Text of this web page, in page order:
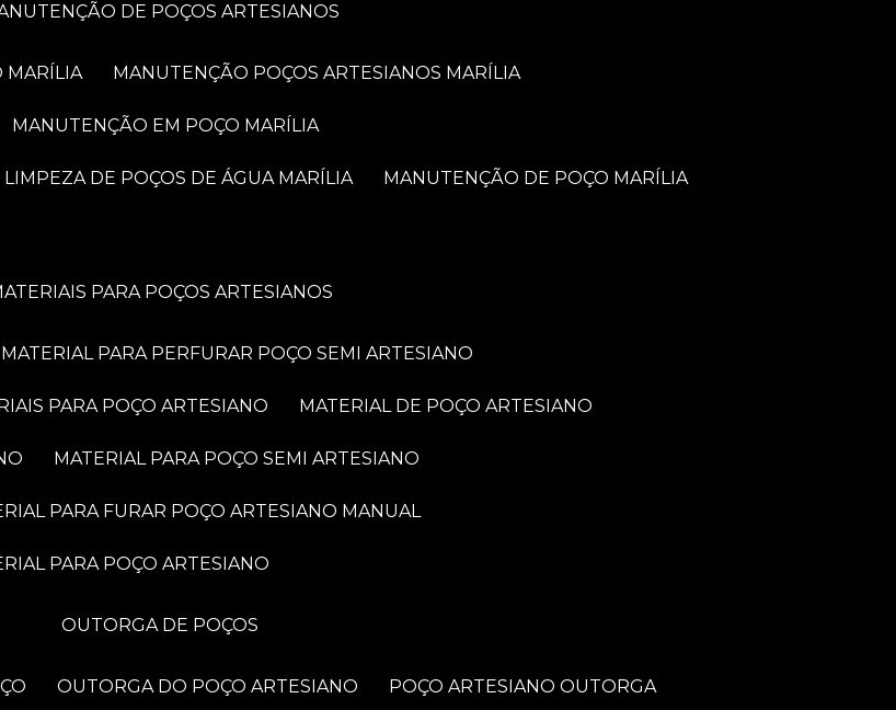
DE POÇOS ARTESIANOS
MARÍLIA MANUTENÇÃO POÇOS ARTESIANOS MARÍLIA
MANUTENÇÃO EM POÇO MARÍLIA
LIMPEZA DE POÇOS DE ÁGUA MARÍLIA MANUTENÇÃO DE POÇO MARÍLIA
MATERIAIS PARA POÇOS ARTESIANOS
MATERIAL PARA PERFURAR POÇO SEMI ARTESIANO
PARA POÇO ARTESIANO MATERIAL DE POÇO ARTESIANO
MATERIAL PARA POÇO SEMI ARTESIANO
PARA FURAR POÇO ARTESIANO MANUAL
PARA POÇO ARTESIANO
OUTORGA DE POÇOS
OUTORGA DO POÇO ARTESIANO POÇO ARTESIANO OUTORGA